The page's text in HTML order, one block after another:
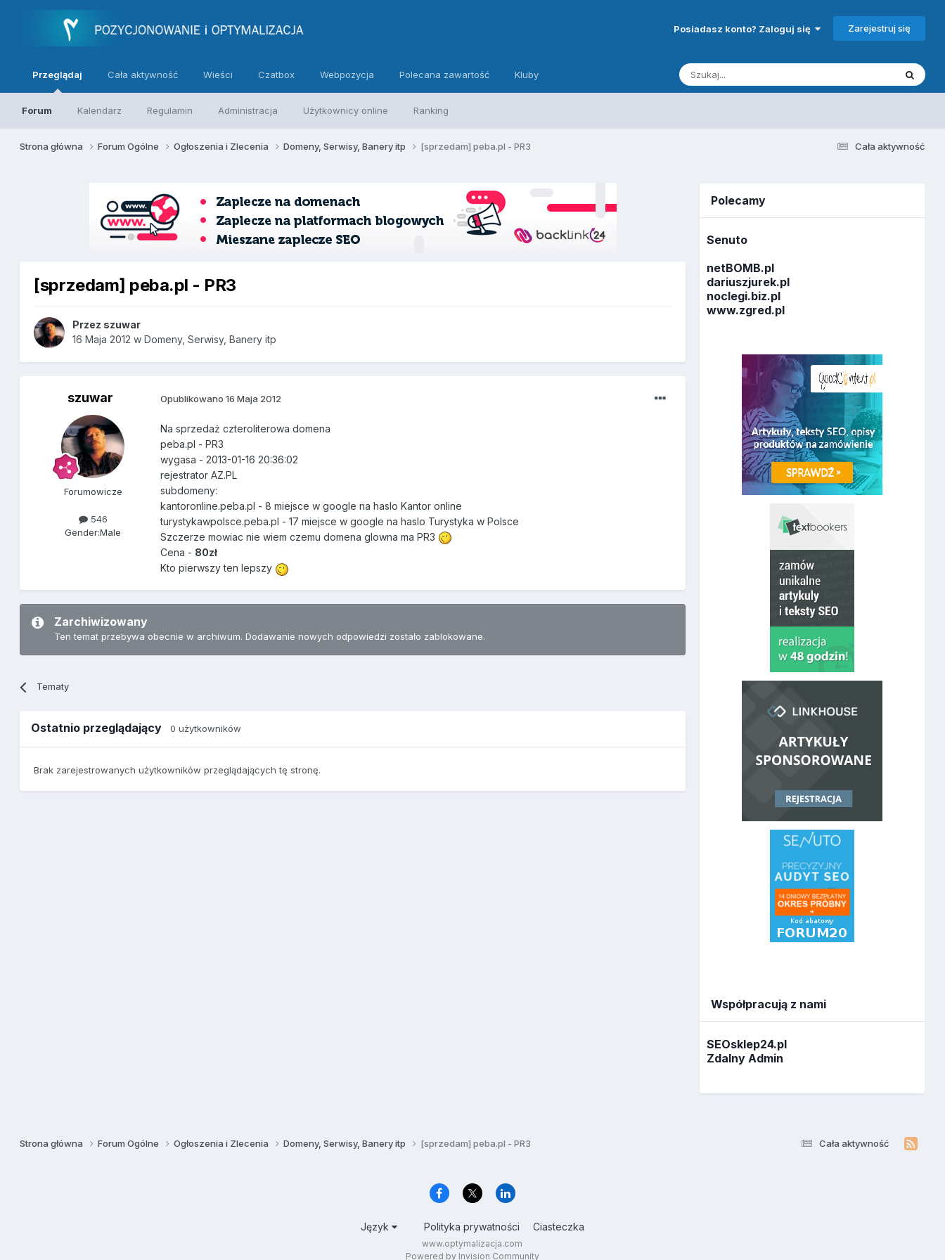
Posiadasz konto? Zaloguj się Zarejestruj się
Przeglądaj
Forum Kalendarz Regulamin Administracja Użytkownicy online Ranking
Cała aktywność Wieści Czatbox Webpozycja Polecana zawartość Kluby
Cała aktywność
Strona główna Forum Ogólne Ogłoszenia i Zlecenia Domeny, Serwisy, Banery itp [sprzedam] peba.pl - PR3
[sprzedam] peba.pl - PR3
Przez szuwar
16 Maja 2012 wDomeny, Serwisy, Banery itp
szuwar
Forumowicze
546
Gender:Male
Opublikowano16 Maja 2012
Na sprzedaż czteroliterowa domena
peba.pl - PR3
wygasa - 2013-01-16 20:36:02
rejestrator AZ.PL
subdomeny:
kantoronline.peba.pl - 8 miejsce w google na haslo Kantor online
turystykawpolsce.peba.pl - 17 miejsce w google na haslo Turystyka w Polsce
Szczerze mowiac nie wiem czemu domena glowna ma PR3
Cena - 80zł
Kto pierwszy ten lepszy
Zarchiwizowany
Ten temat przebywa obecnie w archiwum. Dodawanie nowych odpowiedzi zostało zablokowane.
Tematy
Ostatnio przeglądający0 użytkowników
Brak zarejestrowanych użytkowników przeglądających tę stronę.
Polecamy
Senuto
netBOMB.pl
dariuszjurek.pl
noclegi.biz.pl
www.zgred.pl
Współpracują z nami
SEOsklep24.pl
Zdalny Admin
Cała aktywność
Strona główna Forum Ogólne Ogłoszenia i Zlecenia Domeny, Serwisy, Banery itp [sprzedam] peba.pl - PR3
Język Polityka prywatności Ciasteczka
www.optymalizacja.com
Powered by Invision Community